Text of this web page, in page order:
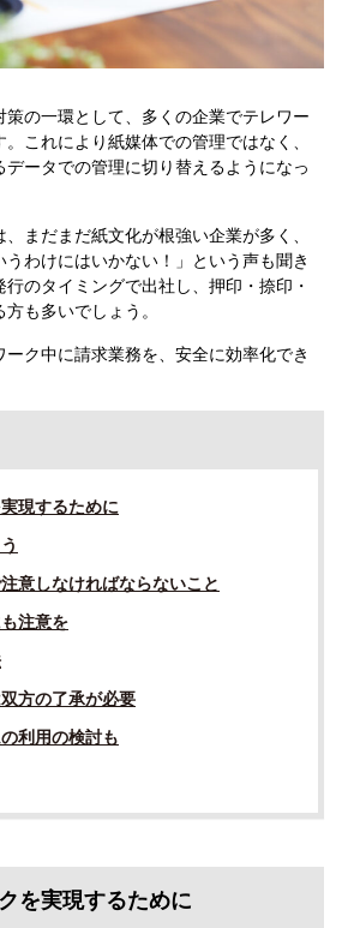
策の一環として、多くの企業でテレワー
これにより紙媒体での管理ではなく、
ータでの管理に切り替えるようになっ
まだまだ紙文化が根強い企業が多く、
うわけにはいかない！」という声も聞き
のタイミングで出社し、押印・捺印・
も多いでしょう。
ーク中に請求業務を、安全に効率化でき
現するために
意しなければならないこと
注意を
方の了承が必要
利用の検討も
を実現するために